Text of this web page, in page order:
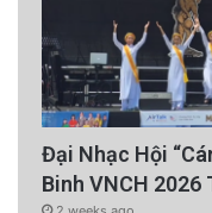
Đại Nhạc Hội
Binh VNCH 2026